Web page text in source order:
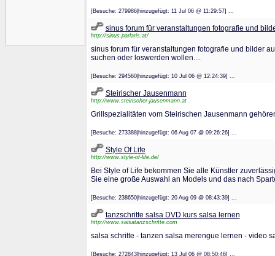
[Besuche: 279986|hinzugefügt: 11 Jul 06 @ 11:29:57] ...
sinus forum für veranstaltungen fotografie und
http://sinus.parlaris.at/
sinus forum für veranstaltungen fotografie und bilder
suchen oder loswerden wollen....
[Besuche: 294560|hinzugefügt: 10 Jul 06 @ 12:24:39] ...
Steirischer Jausenmann
http://www.steirischer-jausenmann.at
Grillspezialitäten vom Steirischen Jausenmann
[Besuche: 273388|hinzugefügt: 06 Aug 07 @ 09:26:26] ...
Style Of Life
http://www.style-of-life.de/
Bei Style of Life bekommen Sie alle Künstler
Sie eine große Auswahl an Models und das nach
[Besuche: 238650|hinzugefügt: 20 Aug 09 @ 08:43:39] ...
tanzschritte salsa DVD kurs salsa lernen
http://www.salsatanzschritte.com
salsa schritte - tanzen salsa merengue lernen - video
[Besuche: 272843|hinzugefügt: 13 Jul 06 @ 08:50:46] ...